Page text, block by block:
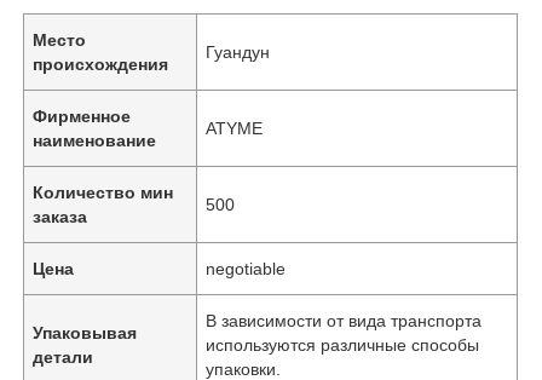
Место
происхождения
Гуандун
Фирменное
наименование
ATYME
Количество мин
заказа
500
Цена negotiable
Упаковывая
детали
В зависимости от вида транспорта
используются различные способы
упаковки.